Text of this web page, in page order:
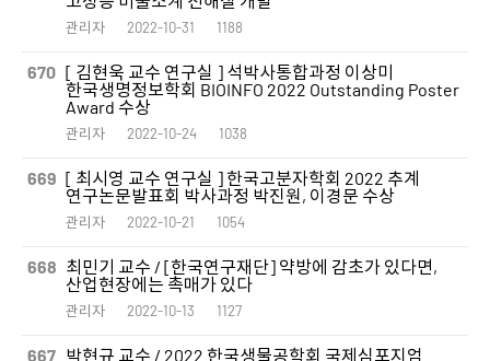
관리자 2022-10-31 1188
670 [ 김현욱 교수 연구실 ] 석박사통합과정 이상미
한국생명정보학회 BIOINFO 2022 Outstanding Poster
Award 수상
관리자 2022-10-24 1038
669 [ 최시영 교수 연구실 ] 한국고분자학회 2022 추계
연구논문발표회 박사과정 박진원, 이경문 수상
관리자 2022-10-21 1054
668 최민기 교수 / [한국연구재단] 약방에 감초가 있다면,
산업현장에는 촉매가 있다
관리자 2022-10-13 1127
667 박현규 교수 / 2022 한국생물공학회 국제심포지엄